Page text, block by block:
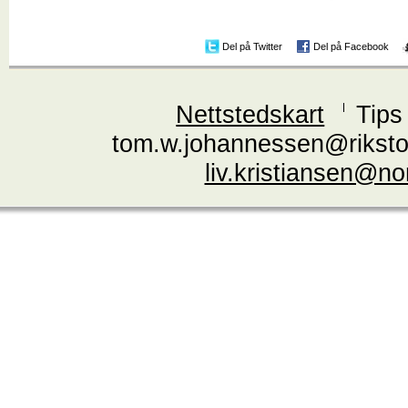
Del på Twitter Del på Facebook
Nettstedskart